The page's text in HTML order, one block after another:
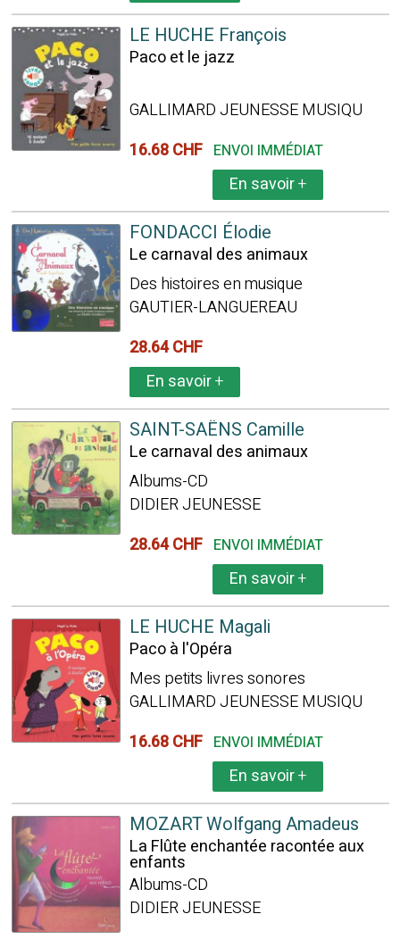
LE HUCHE François
Paco et le jazz
GALLIMARD JEUNESSE MUSIQU
16.68 CHF ENVOI IMMÉDIAT
En savoir+
FONDACCI Élodie
Le carnaval des animaux
Des histoires en musique
GAUTIER-LANGUEREAU
28.64 CHF
En savoir+
SAINT-SAËNS Camille
Le carnaval des animaux
Albums-CD
DIDIER JEUNESSE
28.64 CHF ENVOI IMMÉDIAT
En savoir+
LE HUCHE Magali
Paco à l'Opéra
Mes petits livres sonores
GALLIMARD JEUNESSE MUSIQU
16.68 CHF ENVOI IMMÉDIAT
En savoir+
MOZART Wolfgang Amadeus
La Flûte enchantée racontée aux
enfants
Albums-CD
DIDIER JEUNESSE